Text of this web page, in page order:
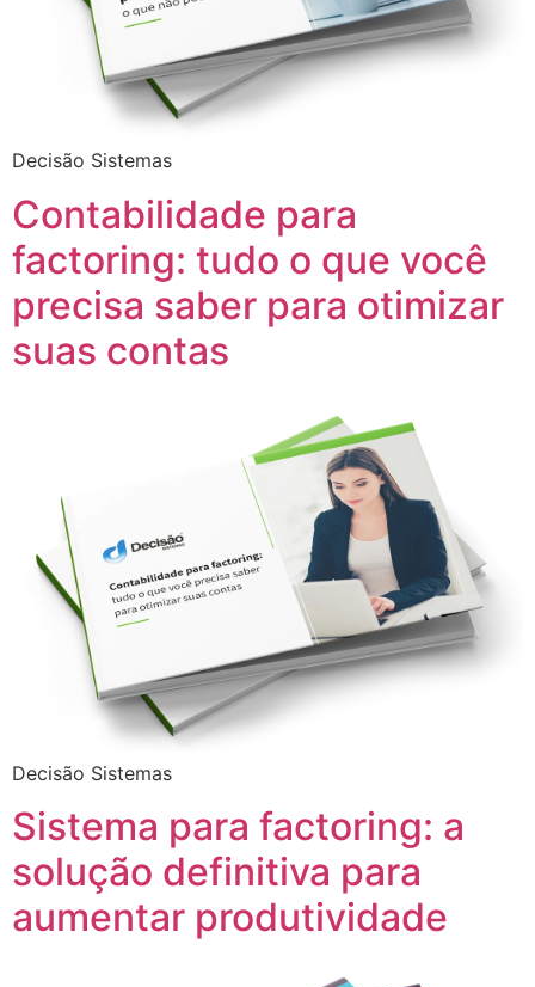
Decisão Sistemas
Contabilidade para
factoring: tudo o que você
precisa saber para otimizar
suas contas
Decisão Sistemas
Sistema para factoring: a
solução definitiva para
aumentar produtividade